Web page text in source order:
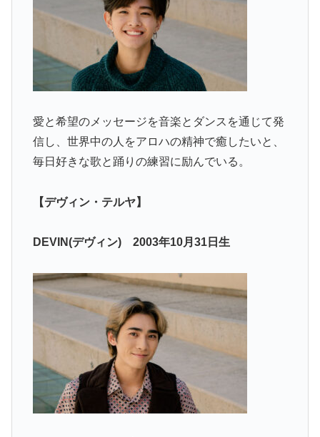
愛と希望のメッセージを音楽とダンスを通じて発
信し、世界中の人をアロハの精神で癒したいと、
毎日好きな歌と踊りの練習に励んでいる。
【デヴィン・テルヤ】
DEVIN(デヴィン) 2003年10月31日生